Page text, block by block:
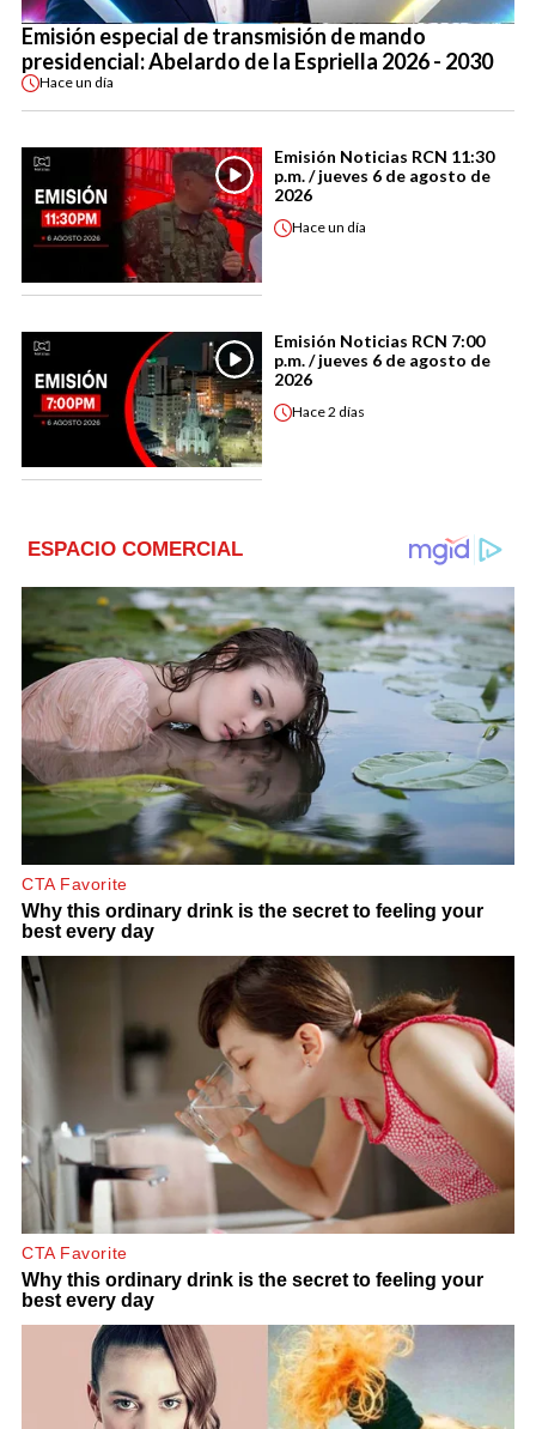
Emisión especial de transmisión de mando
presidencial: Abelardo de la Espriella 2026 - 2030
Haceun día
Emisión Noticias RCN 11:30
p.m. / jueves 6 de agosto de
2026
Haceun día
Emisión Noticias RCN 7:00
p.m. / jueves 6 de agosto de
2026
Hace2 días